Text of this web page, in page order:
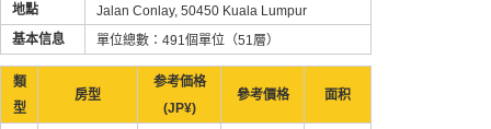
地點
Jalan Conlay, 50450 Kuala Lumpur
基本信息
單位總數：491個單位（51層）
類
型
房型
参考価格
(JP¥)
參考價格 面积